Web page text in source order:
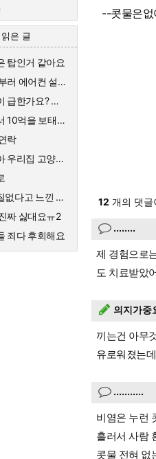
은 글
탑인거 같아요
제 지인은 일부러 에어컨 설치를 안해요
김희애는 돈이 급한가요? 왜 친근한척 예능하죠?
며느리 쪽에서 10억을 보태준대요.
락
앞동 사람들아 우리집 고양이한테 큰절해라
인간관계 부질없다고 느낀 순간
짜 싫대요ㅠ2
죄다 후회해요
--콧물은없
12 개의 댓
........
제 경험으로
도 치료받았
의지가중
끼는건 아무
유로워졌는
...........
비염은 누런
흘러서 사람
콧물 전혀 없